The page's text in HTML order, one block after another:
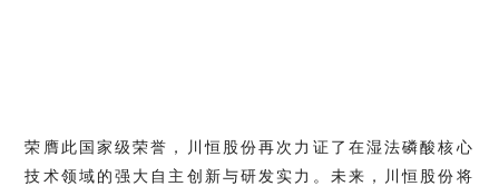
荣膺此国家级荣誉， 川恒股份再次力证了在湿法磷酸核心
技术领域的强大自主创新与研发实力。未来，川恒股份将